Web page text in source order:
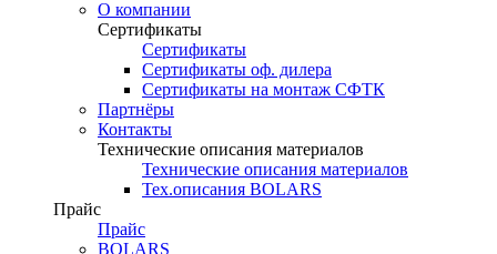
О компании
Сертификаты
Сертификаты
Сертификаты оф. дилера
Сертификаты на монтаж СФТК
Партнёры
Контакты
Технические описания материалов
Технические описания материалов
Тех.описания BOLARS
Прайс
Прайс
BOLARS